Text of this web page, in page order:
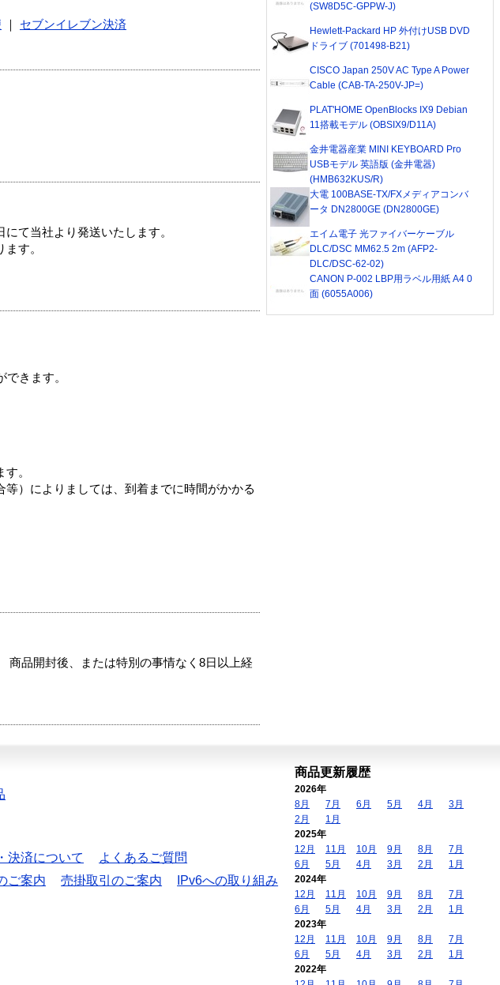
セブンイレブン決済
て当社より発送いたします。
す。
きます。
。
）によりましては、到着までに時間がかかる
商品開封後、または特別の事情なく8日以上経
(SW8D5C-GPPW-J)
Hewlett-Packard HP 外付けUSB DVD
ドライブ (701498-B21)
CISCO Japan 250V AC Type A Power
Cable (CAB-TA-250V-JP=)
PLAT'HOME OpenBlocks IX9 Debian
11搭載モデル (OBSIX9/D11A)
金井電器産業 MINI KEYBOARD Pro
USBモデル 英語版 (金井電器)
(HMB632KUS/R)
大電 100BASE-TX/FXメディアコンバ
ータ DN2800GE (DN2800GE)
エイム電子 光ファイバーケーブル
DLC/DSC MM62.5 2m (AFP2-
DLC/DSC-62-02)
CANON P-002 LBP用ラベル用紙 A4 0
面 (6055A006)
決済について
よくあるご質問
ご案内 売掛取引のご案内
IPv6への取り組み
商品更新履歴
2026年
8月
7月 6月 5月 4月
3月
2月
1月
2025年
12月
11月 10月 9月 8月
7月
6月
5月 4月 3月 2月
1月
2024年
12月
11月 10月 9月 8月
7月
6月
5月 4月 3月 2月
1月
2023年
12月
11月 10月 9月 8月
7月
6月
5月 4月 3月 2月
1月
2022年